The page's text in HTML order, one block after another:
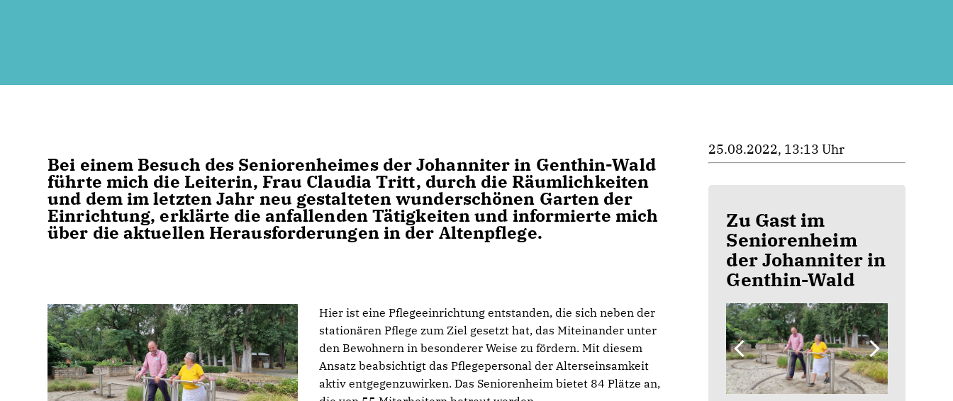
Bei einem Besuch des Seniorenheimes der Johanniter in Genthin-Wald
führte mich die Leiterin, Frau Claudia Tritt, durch die Räumlichkeiten
und dem im letzten Jahr neu gestalteten wunderschönen Garten der
Einrichtung, erklärte die anfallenden Tätigkeiten und informierte mich
über die aktuellen Herausforderungen in der Altenpflege.
Hier ist eine Pflegeeinrichtung entstanden, die sich neben der
stationären Pflege zum Ziel gesetzt hat, das Miteinander unter
den Bewohnern in besonderer Weise zu fördern. Mit diesem
Ansatz beabsichtigt das Pflegepersonal der Alterseinsamkeit
aktiv entgegenzuwirken. Das Seniorenheim bietet 84 Plätze an,
25.08.2022, 13:13 Uhr
Zu Gast im
Seniorenheim
der Johanniter in
Genthin-Wald